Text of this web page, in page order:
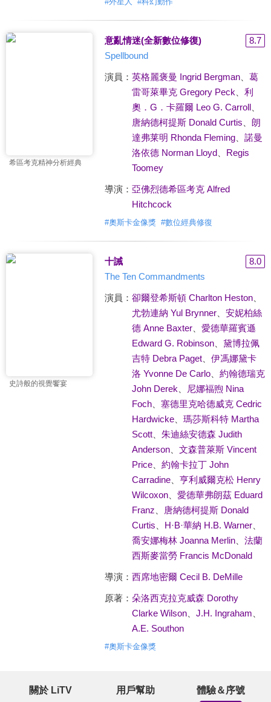
希區考克精神分析經典
意亂情迷(全新數位修復)
8.7
Spellbound
演員： 英格麗褒曼 Ingrid Bergman、 葛
雷哥萊畢克 Gregory Peck
利
奧．G．卡羅爾 Leo G. Carroll、
唐納德柯提斯 Donald Curtis
朗
達弗莱明 Rhonda Fleming、 諾曼
洛依德 Norman Lloyd、 Regis
Toomey
導演： 亞佛烈德希區考克 Alfred
Hitchcock
#奧斯卡金像獎 #數位經典修復
史詩般的視覺饗宴
十誡
8.0
The Ten Commandments
演員： 卻爾登希斯頓 Charlton Heston、
尤勃連納 Yul Brynner、 安妮柏絲
德 Anne Baxter、 愛德華羅賓遜
Edward G. Robinson、 黛博拉佩
吉特 Debra Paget、 伊馮娜黛卡
洛 Yvonne De Carlo、 約翰德瑞克
John Derek
尼娜福煦 Nina
Foch、 塞德里克哈德威克 Cedric
Hardwicke、 瑪莎斯科特 Martha
Scott、 朱迪絲安德森 Judith
Anderson、 文森普萊斯 Vincent
Price、 約翰卡拉丁 John
Carradine、 亨利威爾克松 Henry
Wilcoxon、 愛德華弗朗茲 Eduard
Franz
唐納德柯提斯 Donald
Curtis
H·B·華納 H.B. Warner、
喬安娜梅林 Joanna Merlin、 法蘭
西斯麥當勞 Francis McDonald
導演： 西席地密爾 Cecil B. DeMille
原著： 朵洛西克拉克威森 Dorothy
Clarke Wilson、 J.H. Ingraham
A.E. Southon
#奧斯卡金像獎
關於 LiTV 用戶幫助 體驗＆序號